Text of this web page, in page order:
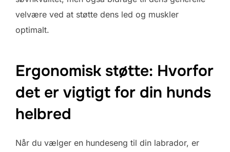
velvære ved at støtte dens led og muskler
optimalt.
Ergonomisk støtte: Hvorfor
det er vigtigt for din hunds
helbred
Når du vælger en hundeseng til din labrador, er